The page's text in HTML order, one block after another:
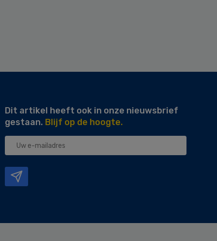
Dit artikel heeft ook in onze nieuwsbrief
gestaan. Blijf op de hoogte.
Uw